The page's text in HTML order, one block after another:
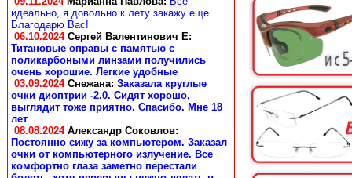
идеально, я довольно к лету закажу еще.
Благодарю Вас!
06.10.2024 Сергей Валентинович Е:
Титановые оправы с памятью с
поликарбоными линзами получились
очень хорошие. Легкие удобные
03.09.2024 Снежана: Заказала круглые
очки диоптрии -2.0. Сидят хорошо,
выглядит тоже приятно. Спасибо. Мне 18
лет
08.08.2024 Александр Соковлов:
Постоянно сижу за компьютером. Заказал
очки от компьютерного излучение. Все
комфортно глаза заметно перестали